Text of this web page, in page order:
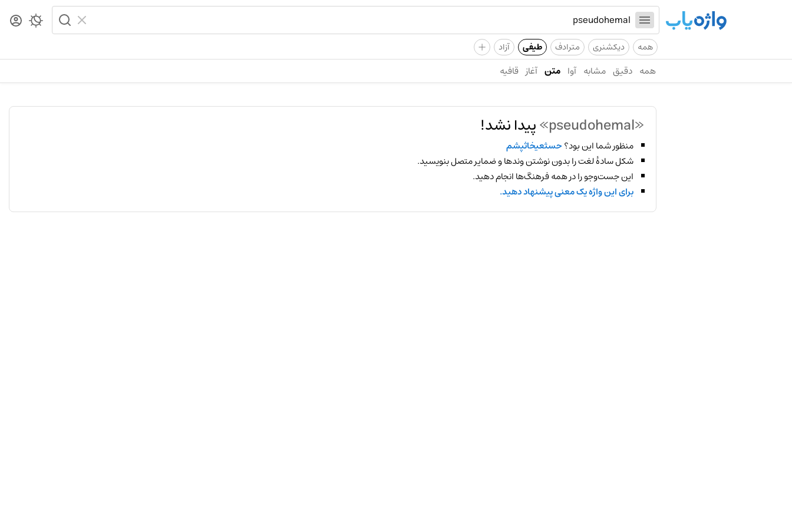
همه دیکشنری مترادف طیفی آزاد +
همه دقیق مشابه آوا متن آغاز قافیه
«pseudohemal» پیدا نشد!
منظور شما این بود؟حسثعیخاثپشم
شکل سادهٔ لغت را بدون نوشتن وندها و ضمایر متصل بنویسید.
این جست‌وجو را در همه فرهنگ‌ها انجام دهید.
برای این واژه یک معنی پیشنهاد دهید.